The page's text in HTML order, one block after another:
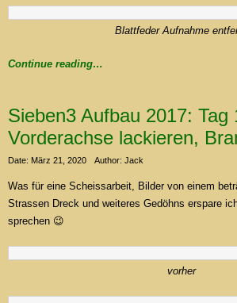
Blattfeder Aufnahme
Continue reading…
Sieben3 Aufbau 2017: Tag
Vorderachse lackieren,
Date: März 21, 2020 Author: Jack
Was für eine Scheissarbeit, Bilder von einem
Strassen Dreck und weiteres Gedöhns erspare
sprechen 😉
vorher